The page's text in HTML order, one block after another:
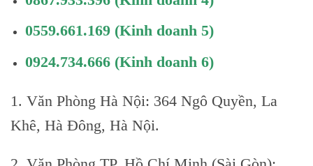
0559.661.169(Kinh doanh 5)
0924.734.666(Kinh doanh 6)
1. Văn Phòng Hà Nội: 364 Ngô Quyền, La
Khê, Hà Đông, Hà Nội.